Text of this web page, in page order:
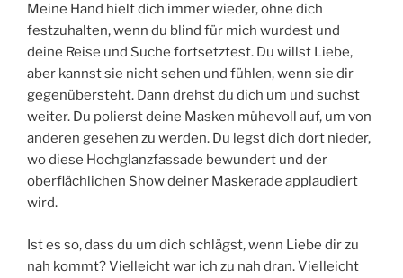
Meine Hand hielt dich immer wieder, ohne dich
festzuhalten, wenn du blind für mich wurdest und
deine Reise und Suche fortsetztest. Du willst Liebe,
aber kannst sie nicht sehen und fühlen, wenn sie dir
gegenübersteht. Dann drehst du dich um und suchst
weiter. Du polierst deine Masken mühevoll auf, um von
anderen gesehen zu werden. Du legst dich dort nieder,
wo diese Hochglanzfassade bewundert und der
oberflächlichen Show deiner Maskerade applaudiert
wird.
Ist es so, dass du um dich schlägst, wenn Liebe dir zu
nah kommt? Vielleicht war ich zu nah dran. Vielleicht